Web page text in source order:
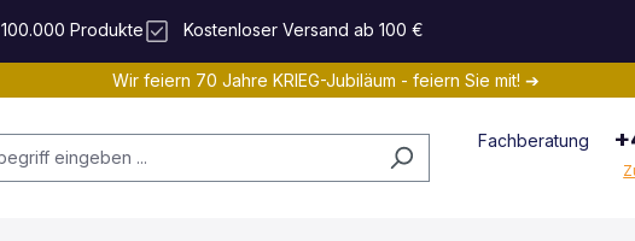
100.000 Produkte Kostenloser Versand ab 100 €
Wir feiern 70 Jahre KRIEG-Jubiläum - feiern Sie mit! ➔
Fachberatung